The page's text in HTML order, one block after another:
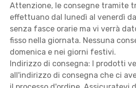
Attenzione, le consegne tramite
effettuano dal lunedì al venerdì
senza fasce orarie ma vi verrà
fisso nella giornata. Nessuna
domenica e nei giorni festivi.
Indirizzo di consegna: I prodotti
all'indirizzo di consegna che ci